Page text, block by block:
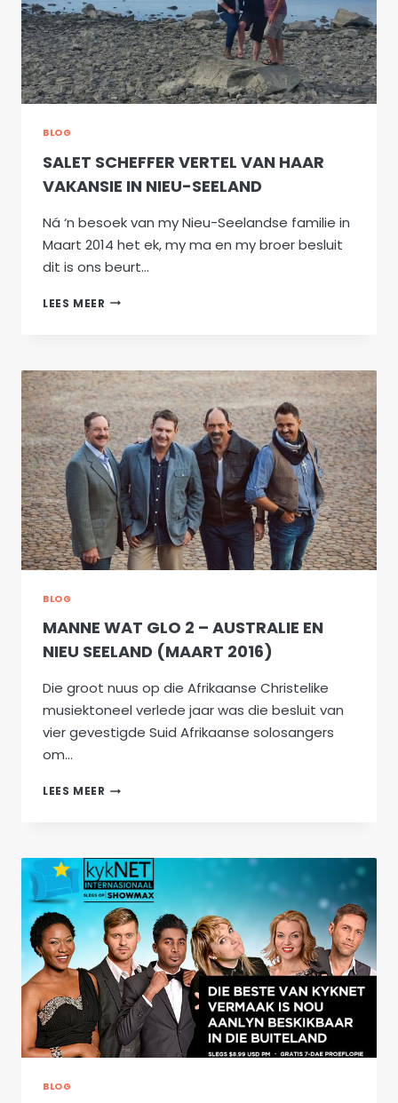
BLOG
SALET SCHEFFER VERTEL VAN HAAR
VAKANSIE IN NIEU-SEELAND
Ná ‘n besoek van my Nieu-Seelandse familie in
Maart 2014 het ek, my ma en my broer besluit
dit is ons beurt…
LEES MEER SALET
HAAR
VAKANSIE
IN
NIEU-
SEELAND
BLOG
MANNE WAT GLO 2 – AUSTRALIE EN
NIEU SEELAND (MAART 2016)
Die groot nuus op die Afrikaanse Christelike
musiektoneel verlede jaar was die besluit van
vier gevestigde Suid Afrikaanse solosangers
om…
LEES MEER MANNE
–
AUSTRALIE
EN
NIEU
SEELAND
(MAART
2016)
BLOG